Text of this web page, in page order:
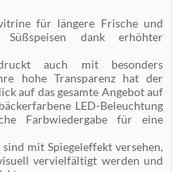
für längere Frische und
dank erhöhter
auch mit besonders
hohe Transparenz hat der
auf das gesamte Angebot auf
LED-Beleuchtung
Farbwiedergabe für eine
mit Spiegeleffekt versehen,
vervielfältigt werden und